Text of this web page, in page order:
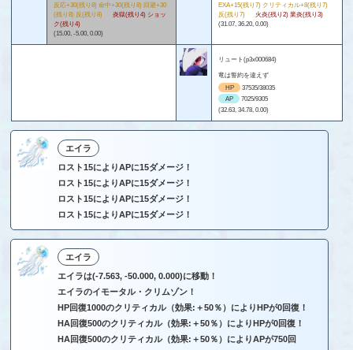
反応+30(残り8) 命中+30(残り8) 回避+30
(残り8) 反(残り8)
炎獄(残り4) ショッ
ク(残り4)
(15.00, -5.00, 0.00)
EXA+15(残り7) クリティカル+8(残り7)
反(残り7)
火炎(残り2) 業炎(残り3)
(31.07, 36.20, 0.00)
リュート(p3x000684)
竜は誓約を違えず
HP
37535/38035
AP
7025/9305
(32.63, 34.78, 0.00)
エイラ
ロスト15によりAPに15ダメージ！
ロスト15によりAPに15ダメージ！
ロスト15によりAPに15ダメージ！
ロスト15によりAPに15ダメージ！
エイラ
エイラは(-7.563, -50.000, 0.000)に移動！
エイラのイモータル・クリムゾン！
HP回復1000のクリティカル（効果:＋50％）によりHPが0回復！
HA回復500のクリティカル（効果:＋50％）によりHPが0回復！
HA回復500のクリティカル（効果:＋50％）によりAPが750回